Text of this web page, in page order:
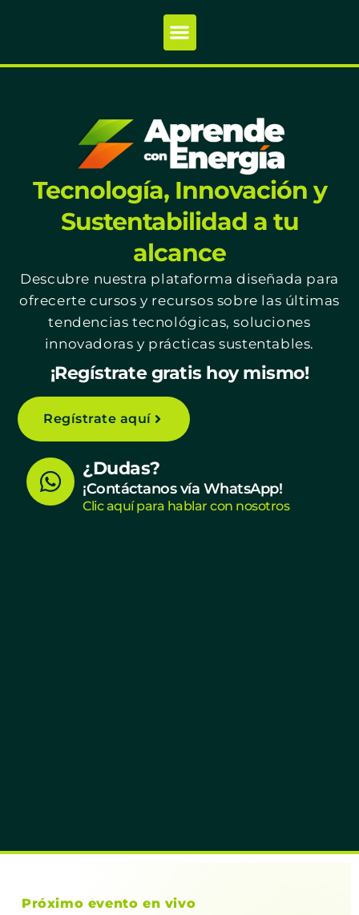
Tecnología, Innovación y
Sustentabilidad a tu
alcance
Descubre nuestra plataforma diseñada para
ofrecerte cursos y recursos sobre las últimas
tendencias tecnológicas, soluciones
innovadoras y prácticas sustentables.
¡Regístrate gratis hoy mismo!
Regístrate aquí
W
h
¿Dudas?
¡Contáctanos vía WhatsApp!
Clic aquí para hablar con nosotros
Próximo evento en vivo